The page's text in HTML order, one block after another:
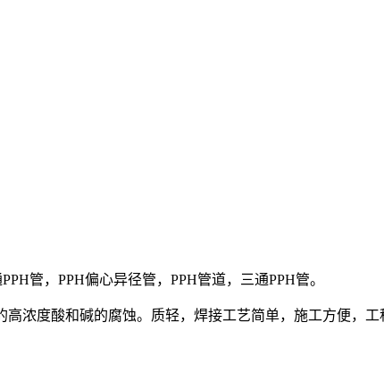
管，PPH偏心异径管，PPH管道，三通PPH管。
浓度酸和碱的腐蚀。质轻，焊接工艺简单，施工方便，工